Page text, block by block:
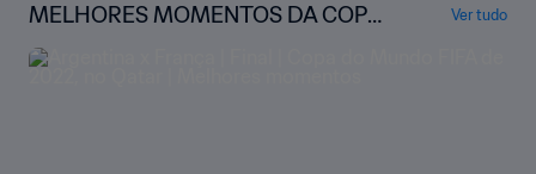
MELHORES MOMENTOS DA COPA
DO MUNDO
Ver tudo